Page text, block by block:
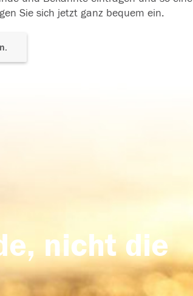
Sie sich jetzt ganz bequem ein.
nicht die